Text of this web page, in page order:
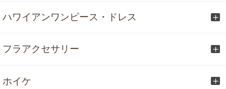
ハワイアンワンピース・ドレス
フラアクセサリー
ホイケ